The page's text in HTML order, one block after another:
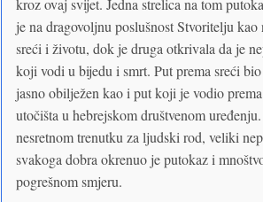
kroz ovaj svijet. Jedna strelica na tom
je na dragovoljnu poslušnost Stvoritelju kao
sreći i životu, dok je druga otkrivala da je
koji vodi u bijedu i smrt. Put prema sreći
jasno obilježen kao i put koji je vodio
utočišta u hebrejskom društvenom
nesretnom trenutku za ljudski rod, veliki
svakoga dobra okrenuo je putokaz i
pogrešnom smjeru.